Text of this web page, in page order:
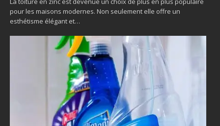
pour les maisons modernes. Non seulement elle offre un
esthétisme élégant et…